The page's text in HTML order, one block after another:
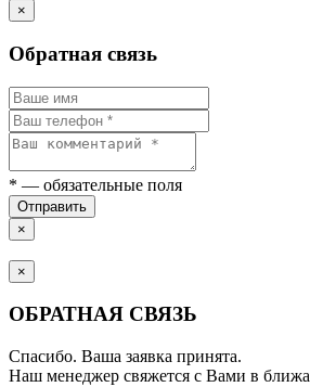
×
Обратная связь
* — обязательные поля
Отправить
×
×
ОБРАТНАЯ СВЯЗЬ
Спасибо. Ваша заявка принята.
Наш менеджер свяжется с Вами в